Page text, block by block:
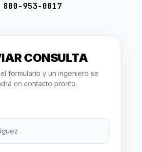
800-953-0017
CONSULTA
formulario y un ingeniero se
en contacto pronto.